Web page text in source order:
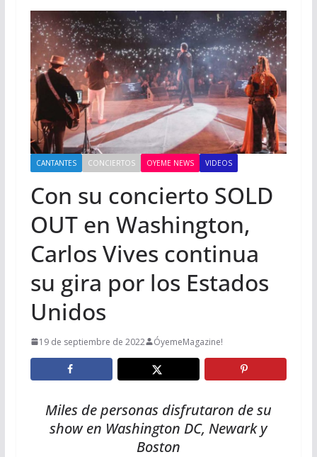
CANTANTES CONCIERTOS OYEME NEWS VIDEOS
Con su concierto SOLD
OUT en Washington,
Carlos Vives continua
su gira por los Estados
Unidos
19 de septiembre de 2022 ÓyemeMagazine!
Miles de personas disfrutaron de su
show en Washington DC, Newark y
Boston